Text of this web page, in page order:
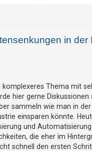
in der
komplexeres Thema mit
hier gerne Diskussionen
sammeln wie man in
einsparen könnte.
und
die eher im
schnell den ersten